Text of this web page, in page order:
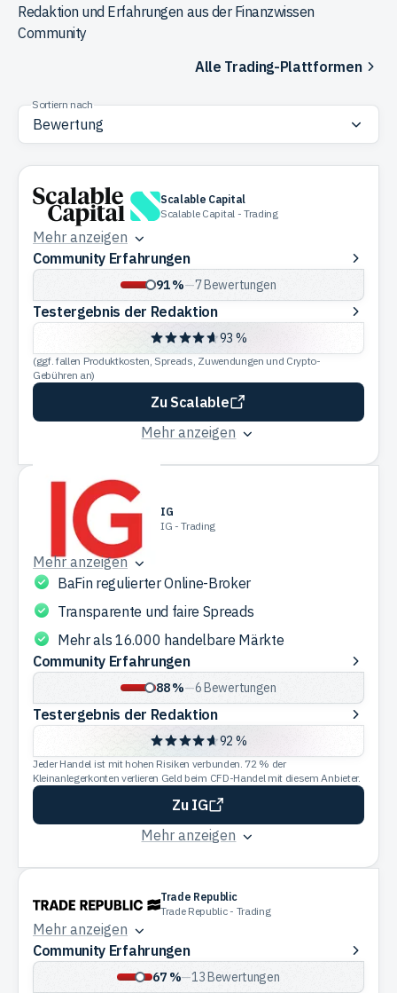
Redaktion und Erfahrungen aus der Finanzwissen
Community
Alle Trading-Plattformen
Scalable Capital
Scalable Capital - Trading
Mehr anzeigen
Community
Erfahrungen
Community Erfahrungen
91 %—7Bewertungen
Testergebnis
der
Redaktion
Testergebnis der Redaktion
93 %
(ggf. fallen Produktkosten, Spreads, Zuwendungen und Crypto-
Gebühren an)
Zu Scalable
Mehr anzeigen
IG
IG - Trading
Mehr anzeigen
BaFin regulierter Online-Broker
Transparente und faire Spreads
Mehr als 16.000 handelbare Märkte
Community
Erfahrungen
Community Erfahrungen
88 %—6 Bewertungen
Testergebnis
der
Redaktion
Testergebnis der Redaktion
92 %
Jeder Handel ist mit hohen Risiken verbunden. 72 % der
Kleinanlegerkonten verlieren Geld beim CFD-Handel mit diesem Anbieter.
Zu IG
Mehr anzeigen
Trade Republic
Trade Republic - Trading
Mehr anzeigen
Community
Erfahrungen
Community Erfahrungen
67 %—13 Bewertungen
Sortiern nach